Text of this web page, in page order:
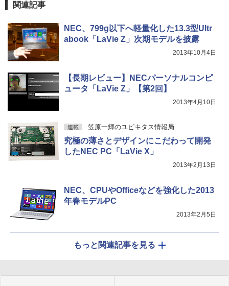
関連記事
NEC、799g以下へ軽量化した13.3型Ultr
abook「LaVie Z」次期モデルを披露
2013年10月4日
【長期レビュー】NECパーソナルコンピ
ュータ「LaVie Z」【第2回】
2013年4月10日
連載 笠原一輝のユビキタス情報局
究極の薄さとデザインにこだわって開発
したNEC PC「LaVie X」
2013年2月13日
NEC、CPUやOfficeなどを強化した2013
年春モデルPC
2013年2月5日
もっと関連記事を見る